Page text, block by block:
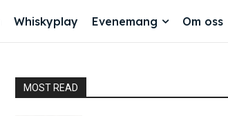
Whiskyplay Evenemang Om oss
MOST READ